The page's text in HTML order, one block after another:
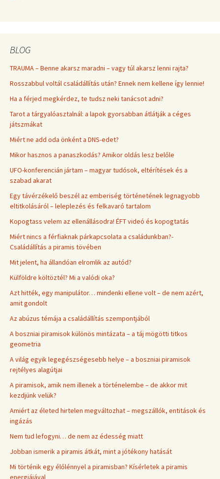
BLOG
TRAUMA – Benne akarsz maradni – vagy túl akarsz lenni rajta?
Rosszabbul voltál családállítás után? Ennek nem kellene így lennie!
Ha a férjed megkérdez, te tudsz neki tanácsot adni?
Tarot a tárgyalóasztalnál: a lapok gyorsabban átlátják a céges
játszmákat
Miért ne add oda önként a DNS-edet?
Mikor hasznos a panaszkodás? Amikor oldás lesz belőle
UFO-konferencián jártam – magyar tudósok, eltérítések és a
szabad akarat
Egy távérzékelő beszél az emberiség történetének legnagyobb
eltitkolásáról – leleplezés és felkavaró tartalom
Kopogtass velem az ellenállásodra! ÉFT videó és kopogtatás
Miért nincs a férfiaknak párkapcsolata a családunkban?-
Családállítás a piramis tövében
Mit jelent, ha állandóan elromlik az autód?
Külföldre költöztél? Mi a valódi oka?
Azt hitték, egy manipulátor… mindenki ellene volt – de nem azért,
amit gondolt
Az abúzus témája a családállítás szempontjából
A boszniai piramisok különös mintázata – a táj mögötti titkos
geometria
A világ egyik legegészségesebb helye – a boszniai piramisok
rejtélyes alagútjai
A piramisok, amik nem illenek a történelembe – de akkor mit
kezdjünk velük?
Amiért az életed hirtelen megváltozhat – megszállók, entitások és
ingázás
Nem tud lefogyni… de nem az édesség miatt
Jobban ismerik a piramis átkát, mint a jótékony hatását
Mi történik egy élőlénnyel a piramisban? Kísérletek a piramis
energiájával